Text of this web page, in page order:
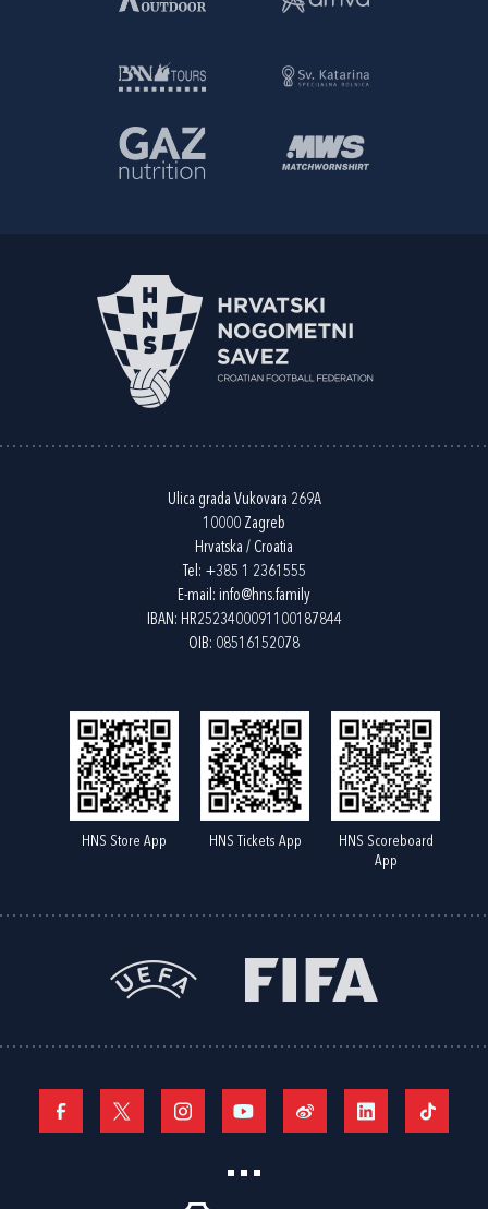
Ulica grada Vukovara 269A
10000 Zagreb
Hrvatska / Croatia
Tel: +385 1 2361555
E-mail: info@hns.family
IBAN: HR2523400091100187844
OIB: 08516152078
HNS Store App HNS Tickets App
HNS Scoreboard
App